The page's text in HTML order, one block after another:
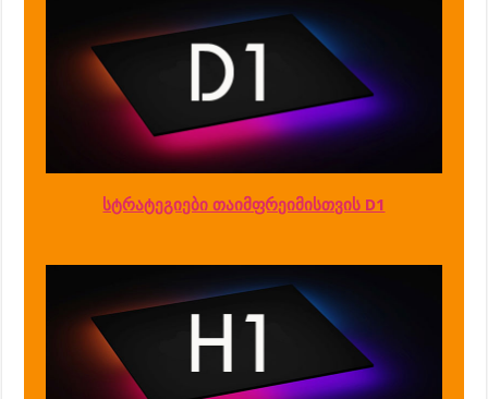
სტრატეგიები თაიმფრეიმისთვის D1